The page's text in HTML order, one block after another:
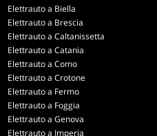
Elettrauto a Biella
Elettrauto a Brescia
Elettrauto a Caltanissetta
Elettrauto a Catania
Elettrauto a Como
Elettrauto a Crotone
Elettrauto a Fermo
Elettrauto a Foggia
Elettrauto a Genova
Elettrauto a Imperia